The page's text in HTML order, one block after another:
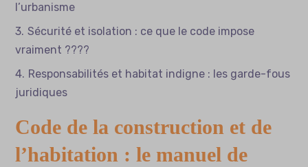
l’urbanisme
Sécurité et isolation : ce que le code impose
vraiment ????️
Responsabilités et habitat indigne : les garde-fous
juridiques
Code de la construction et de
l’habitation : le manuel de